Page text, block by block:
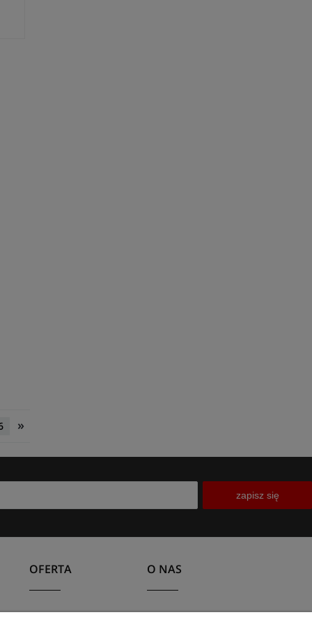
»
zapisz się
OFERTA
Bestsellery lamp
O NAS
Kontakt i dane firmy